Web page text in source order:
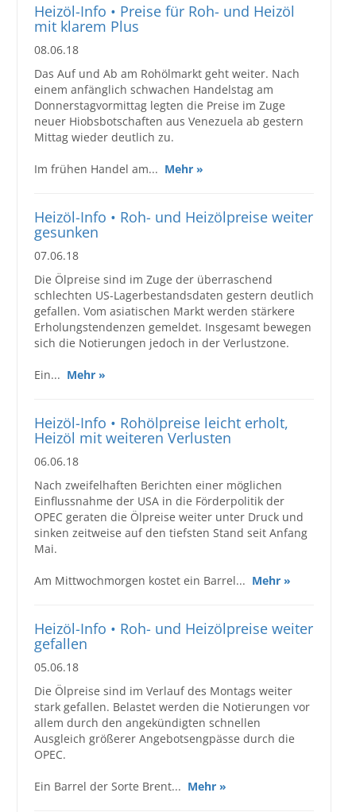
Heizöl-Info • Preise für Roh- und Heizöl
mit klarem Plus
08.06.18
Das Auf und Ab am Rohölmarkt geht weiter. Nach
einem anfänglich schwachen Handelstag am
Donnerstagvormittag legten die Preise im Zuge
neuer Hiobsbotschaften aus Venezuela ab gestern
Mittag wieder deutlich zu.
Im frühen Handel am... Mehr »
Heizöl-Info • Roh- und Heizölpreise weiter
gesunken
07.06.18
Die Ölpreise sind im Zuge der überraschend
schlechten US-Lagerbestandsdaten gestern deutlich
gefallen. Vom asiatischen Markt werden stärkere
Erholungstendenzen gemeldet. Insgesamt bewegen
sich die Notierungen jedoch in der Verlustzone.
Ein... Mehr »
Heizöl-Info • Rohölpreise leicht erholt,
Heizöl mit weiteren Verlusten
06.06.18
Nach zweifelhaften Berichten einer möglichen
Einflussnahme der USA in die Förderpolitik der
OPEC geraten die Ölpreise weiter unter Druck und
sinken zeitweise auf den tiefsten Stand seit Anfang
Mai.
Am Mittwochmorgen kostet ein Barrel... Mehr »
Heizöl-Info • Roh- und Heizölpreise weiter
gefallen
05.06.18
Die Ölpreise sind im Verlauf des Montags weiter
stark gefallen. Belastet werden die Notierungen vor
allem durch den angekündigten schnellen
Ausgleich größerer Angebotsengpässe durch die
OPEC.
Ein Barrel der Sorte Brent... Mehr »